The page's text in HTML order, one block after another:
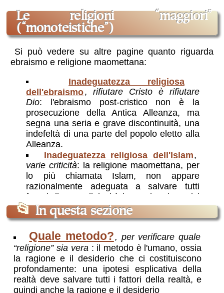
le religioni “maggiori”
(“monoteistiche”)
Si può vedere su altre pagine quanto riguarda
ebraismo e religione maomettana:
Inadeguatezza religiosa
dell'ebraismo, rifiutare Cristo è rifiutare
Dio: l'ebraismo post-cristico non è la
prosecuzione della Antica Alleanza, ma
segna una seria e grave discontinuità, una
indefeltà di una parte del popolo eletto alla
Alleanza.
Inadeguatezza religiosa dell'Islam,
varie criticità: la religione maomettana, per
lo più chiamata Islam, non appare
razionalmente adeguata a salvare tutti
fattori di una religiosità integrale, che salvi
ogni aspetto dell'umano e della ragione.
📂 In questa sezione
Quale metodo? , per verificare quale
“religione” sia vera : il metodo è l'umano, ossia
la ragione e il desiderio che ci costituiscono
profondamente: una ipotesi esplicativa della
realtà deve salvare tutti i fattori della realtà, e
quindi anche la ragione e il desiderio